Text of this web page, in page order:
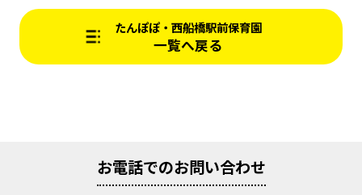
たんぽぽ・西船橋駅前保育園
一覧へ戻る
お電話でのお問い合わせ